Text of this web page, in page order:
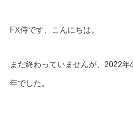
FX侍です、こんにちは。
まだ終わっていませんが、2022
年でした。